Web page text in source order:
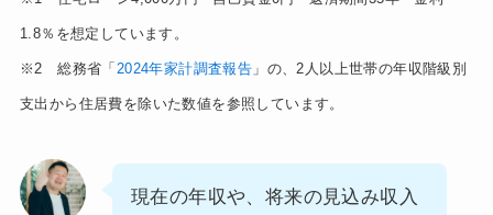
1.8％を想定しています。
※2 総務省「 2024年家計調査報告 」の、2人以上世帯の年収階級別
支出から住居費を除いた数値を参照しています。
現在の年収や、将来の見込み収入